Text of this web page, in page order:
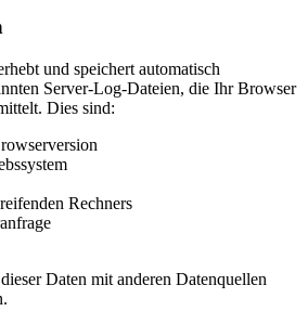
und speichert automatisch
Server-Log-Dateien, die Ihr Browser
Dies sind:
Rechners
Daten mit anderen Datenquellen